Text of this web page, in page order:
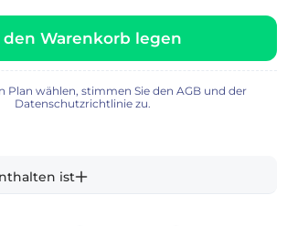
den Warenkorb legen
Plan wählen, stimmen Sie den AGB und der
Datenschutzrichtlinie zu.
ist